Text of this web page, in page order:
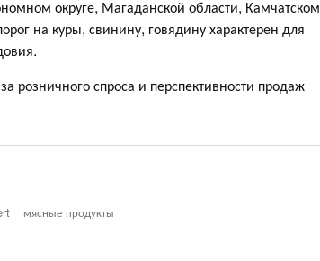
округе, Магаданской области, Камчатском
на куры, свинину, говядину характерен для
розничного спроса и перспективности продаж
мясные продукты